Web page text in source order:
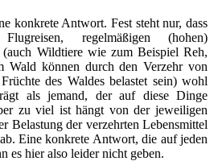
konkrete Antwort. Fest steht nur, dass
regelmäßigen (hohen)
Wildtiere wie zum Beispiel Reh,
Wald können durch den Verzehr von
des Waldes belastet sein) wohl
als jemand, der auf diese Dinge
zu viel ist hängt von der jeweiligen
Belastung der verzehrten Lebensmittel
Eine konkrete Antwort, die auf jeden
es hier also leider nicht geben.